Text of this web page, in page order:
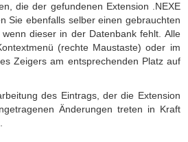
die der gefundenen Extension .NEXE
Sie ebenfalls selber einen gebrauchten
dieser in der Datenbank fehlt. Alle
(rechte Maustaste) oder im
Zeigers am entsprechenden Platz auf
des Eintrags, der die Extension
Änderungen treten in Kraft